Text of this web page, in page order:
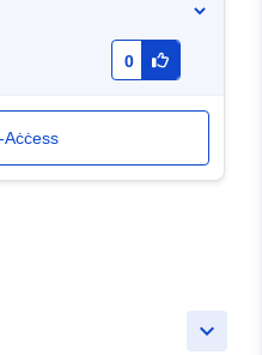
0
Aċċess
keyboard_arrow_down